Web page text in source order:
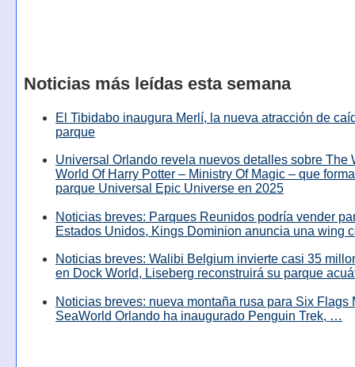
Noticias más leídas esta semana
El Tibidabo inaugura Merlí, la nueva atracción de
parque
Universal Orlando revela nuevos detalles sobre The
World Of Harry Potter – Ministry Of Magic – que
parque Universal Epic Universe en 2025
Noticias breves: Parques Reunidos podría vender
Estados Unidos, Kings Dominion anuncia una wing
Noticias breves: Walibi Belgium invierte casi 35
en Dock World, Liseberg reconstruirá su parque
Noticias breves: nueva montaña rusa para Six Flags
SeaWorld Orlando ha inaugurado Penguin Trek, …